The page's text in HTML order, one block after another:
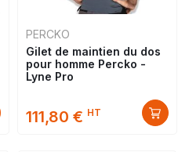
PERCKO
Gilet de maintien du dos
pour homme Percko -
Lyne Pro
111,80 € HT